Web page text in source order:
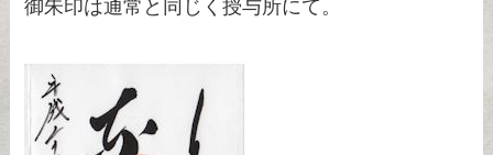
御朱印は通常と同じく授与所にて。